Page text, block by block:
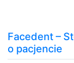
Facedent –
o pacjencie